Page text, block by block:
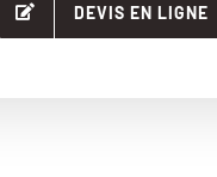
DEVIS EN LIGNE